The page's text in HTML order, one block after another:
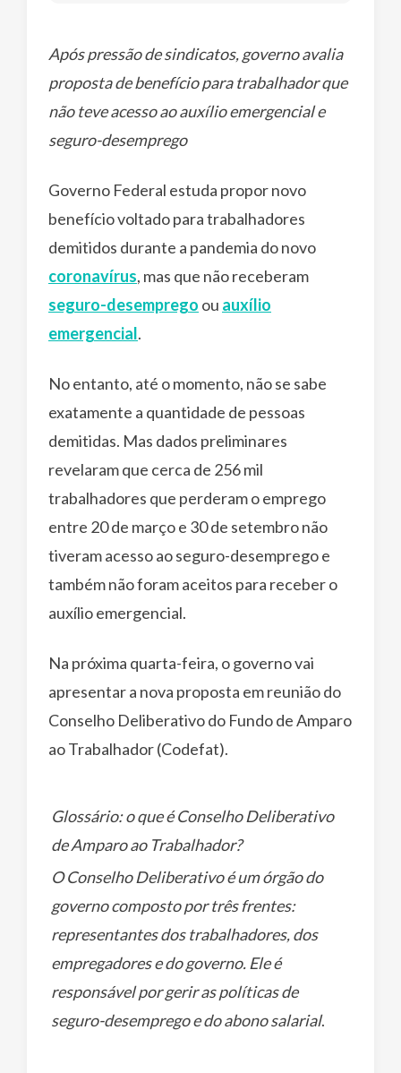
Após pressão de sindicatos, governo avalia
proposta de benefício para trabalhador que
não teve acesso ao auxílio emergencial e
seguro-desemprego
Governo Federal estuda propor novo
benefício voltado para trabalhadores
demitidos durante a pandemia do novo
coronavírus, mas que não receberam
seguro-desemprego ou auxílio
emergencial.
No entanto, até o momento, não se sabe
exatamente a quantidade de pessoas
demitidas. Mas dados preliminares
revelaram que cerca de 256 mil
trabalhadores que perderam o emprego
entre 20 de março e 30 de setembro não
tiveram acesso ao seguro-desemprego e
também não foram aceitos para receber o
auxílio emergencial.
Na próxima quarta-feira, o governo vai
apresentar a nova proposta em reunião do
Conselho Deliberativo do Fundo de Amparo
ao Trabalhador (Codefat).
Glossário: o que é Conselho Deliberativo
de Amparo ao Trabalhador?
O Conselho Deliberativo é um órgão do
governo composto por três frentes:
representantes dos trabalhadores, dos
empregadores e do governo. Ele é
responsável por gerir as políticas de
seguro-desemprego e do abono salarial.